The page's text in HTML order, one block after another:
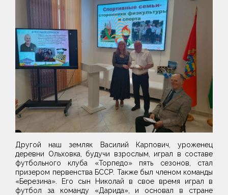
Другой наш земляк Василий Карпович, уроженец
деревни Ольховка, будучи взрослым, играл в составе
футбольного клуба «Торпедо» пять сезонов, стал
призером первенства БССР. Также был членом команды
«Березина». Его сын Николай в свое время играл в
футбол за команду «Дарида», и основал в стране